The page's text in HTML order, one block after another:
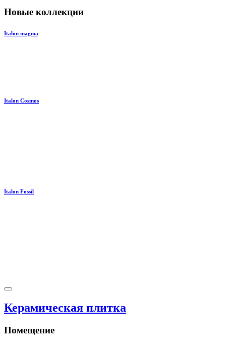
Новые коллекции
Italon magma
Italon Cosmos
Italon Fossil
Керамическая плитка
Помещение